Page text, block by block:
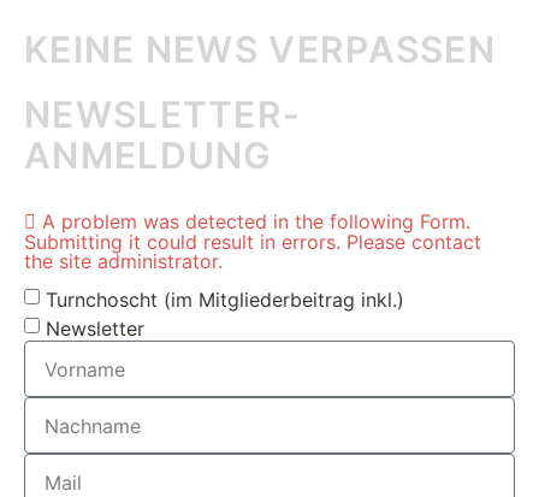
KEINE NEWS VERPASSEN
NEWSLETTER-
ANMELDUNG
A problem was detected in the following Form.
Submitting it could result in errors. Please contact
the site administrator.
Turnchoscht (im Mitgliederbeitrag inkl.)
Newsletter